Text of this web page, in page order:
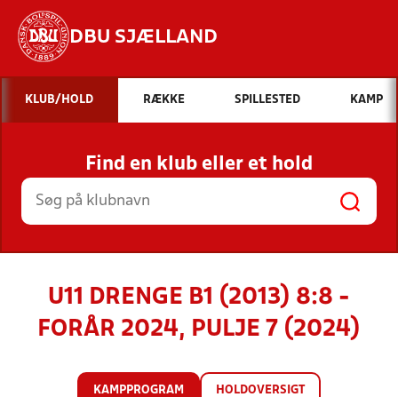
DBU SJÆLLAND
Hvad vil du søge efter?
INDHOLD OG NYHEDER
STILLINGER, RESULTATER, KLUBBER OG
HOLD
KLUB/HOLD RÆKKE SPILLESTED KAMP
Find en klub eller et hold
U11 DRENGE B1 (2013) 8:8 -
FORÅR 2024, PULJE 7 (2024)
KAMPPROGRAM HOLDOVERSIGT